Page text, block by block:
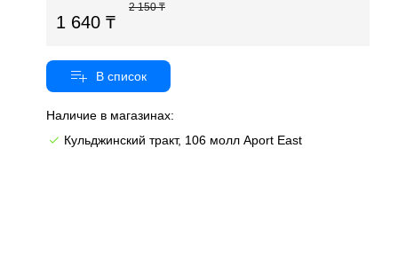
1 640
2 150
Наличие в магазинах:
Кульджинский тракт, 106 молл Aport East